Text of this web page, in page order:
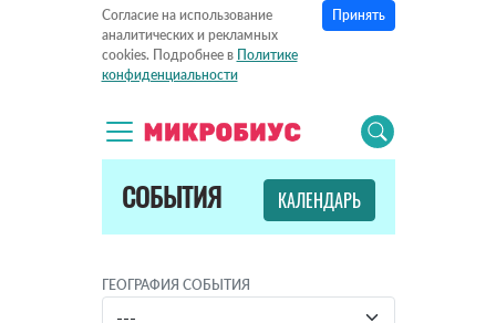
Согласие на использование
аналитических и рекламных
cookies. Подробнее в Политике
конфиденциальности
Принять
СОБЫТИЯ КАЛЕНДАРЬ
ГЕОГРАФИЯ СОБЫТИЯ